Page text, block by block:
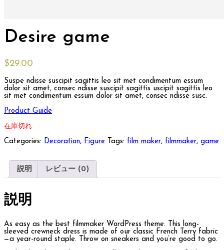
Desire game
$29.00
Suspe ndisse suscipit sagittis leo sit met condimentum essum
dolor sit amet, consec ndisse suscipit sagittis uscipit sagittis leo
sit met condimentum essum dolor sit amet, consec ndisse susc.
Product Guide
在庫切れ
Categories: Decoration, Figure Tags: film maker, filmmaker, game
説明 レビュー (0)
説明
As easy as the best filmmaker WordPress theme. This long-
sleeved crewneck dress is made of our classic French Terry fabric
—a year-round staple. Throw on sneakers and you’re good to go.